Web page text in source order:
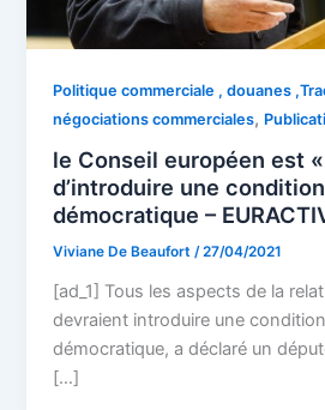
Politique commerciale , douanes
négociations commerciales,
le Conseil européen est
d’introduire une
démocratique –
Viviane De Beaufort/27/04/2021
[ad_1] Tous les aspects de la
devraient introduire une
démocratique, a déclaré un
[…]